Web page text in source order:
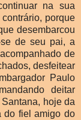
na sua
porque
desembarcou
de seu pai, a
de
desfeitear
Paulo
deitar
hoje da
do fiel amigo do